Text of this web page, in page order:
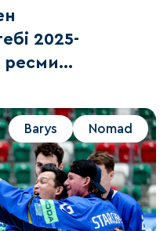
2025-
Barys Nomad